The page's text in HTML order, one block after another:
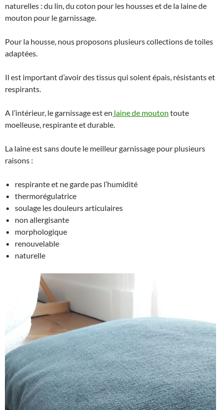
naturelles : du lin, du coton pour les housses et de la laine de
mouton pour le garnissage.
Pour la housse, nous proposons plusieurs collections de toiles
adaptées.
Il est important d’avoir des tissus qui soient épais, résistants et
respirants.
A l’intérieur, le garnissage est en laine de mouton toute
moelleuse, respirante et durable.
La laine est sans doute le meilleur garnissage pour plusieurs
raisons :
respirante et ne garde pas l’humidité
thermorégulatrice
soulage les douleurs articulaires
non allergisante
morphologique
renouvelable
naturelle